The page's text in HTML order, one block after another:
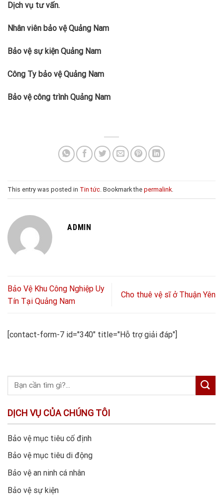
Dịch vụ tư vấn.
Nhân viên bảo vệ Quảng Nam
Bảo vệ sự kiện Quảng Nam
Công Ty bảo vệ Quảng Nam
Bảo vệ công trình Quảng Nam
This entry was posted in Tin tức . Bookmark the permalink
ADMIN
Bảo Vệ Khu Công Nghiệp Uy
Tín Tại Quảng Nam
Cho thuê vệ sĩ ở Thuận Yên
[contact-form-7 id="340" title="Hỗ trợ giải đáp"]
DỊCH VỤ CỦA CHÚNG TÔI
Bảo vệ mục tiêu cố định
Bảo vệ mục tiêu di động
Bảo vệ an ninh cá nhân
Bảo vệ sự kiện